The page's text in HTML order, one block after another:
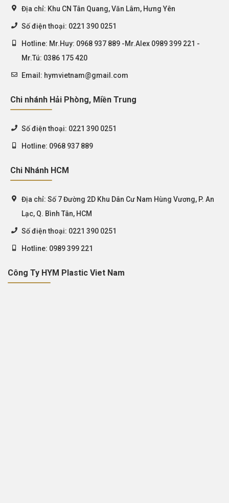
Địa chỉ: Khu CN Tân Quang, Văn Lâm, Hưng Yên
Số điện thoại: 0221 390 0251
Hotline: Mr.Huy: 0968 937 889 -Mr.Alex 0989 399 221 -
Mr.Tú: 0386 175 420
Email: hymvietnam@gmail.com
Chi nhánh Hải Phòng, Miền Trung
Số điện thoại: 0221 390 0251
Hotline: 0968 937 889
Chi Nhánh HCM
Địa chỉ: Số 7 Đường 2D Khu Dân Cư Nam Hùng Vương, P. An
Lạc, Q. Bình Tân, HCM
Số điện thoại: 0221 390 0251
Hotline: 0989 399 221
Công Ty HYM Plastic Viet Nam